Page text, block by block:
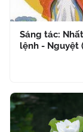
Sáng tác:
lệnh - Nguyệt